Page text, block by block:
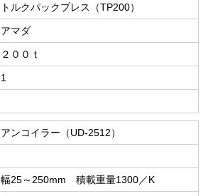
トルクパックプレス（TP200）
アマダ
２００ｔ
1
アンコイラー（UD-2512）
幅25～250mm 積載重量1300／K